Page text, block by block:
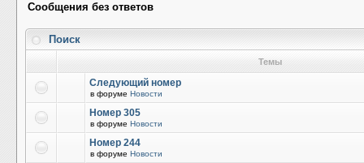
Сообщения без ответов
Поиск
Темы
Следующий номер
в форуме Новости
Номер 305
в форуме Новости
Номер 244
в форуме Новости